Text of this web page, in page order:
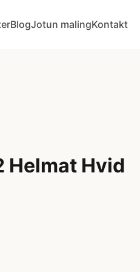
BlogJotun malingKontakt
Helmat Hvid